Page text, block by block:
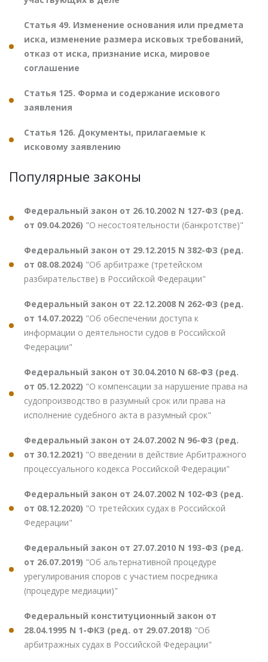
Статья 49. Изменение основания или предмета
иска, изменение размера исковых требований,
отказ от иска, признание иска, мировое
соглашение
Статья 125. Форма и содержание искового
заявления
Статья 126. Документы, прилагаемые к
исковому заявлению
Популярные законы
Федеральный закон от 26.10.2002 N 127-ФЗ (ред.
от 09.04.2026) "О несостоятельности (банкротстве)"
Федеральный закон от 29.12.2015 N 382-ФЗ (ред.
от 08.08.2024) "Об арбитраже (третейском
разбирательстве) в Российской Федерации"
Федеральный закон от 22.12.2008 N 262-ФЗ (ред.
от 14.07.2022) "Об обеспечении доступа к
информации о деятельности судов в Российской
Федерации"
Федеральный закон от 30.04.2010 N 68-ФЗ (ред.
от 05.12.2022) "О компенсации за нарушение права на
судопроизводство в разумный срок или права на
исполнение судебного акта в разумный срок"
Федеральный закон от 24.07.2002 N 96-ФЗ (ред.
от 30.12.2021) "О введении в действие Арбитражного
процессуального кодекса Российской Федерации"
Федеральный закон от 24.07.2002 N 102-ФЗ (ред.
от 08.12.2020) "О третейских судах в Российской
Федерации"
Федеральный закон от 27.07.2010 N 193-ФЗ (ред.
от 26.07.2019) "Об альтернативной процедуре
урегулирования споров с участием посредника
(процедуре медиации)"
Федеральный конституционный закон от
28.04.1995 N 1-ФКЗ (ред. от 29.07.2018) "Об
арбитражных судах в Российской Федерации"